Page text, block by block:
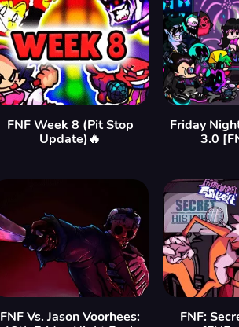
FNF Week 8 (Pit Stop
Update)🔥
Friday
3.0
FNF Vs. Jason Voorhees:
FNF: